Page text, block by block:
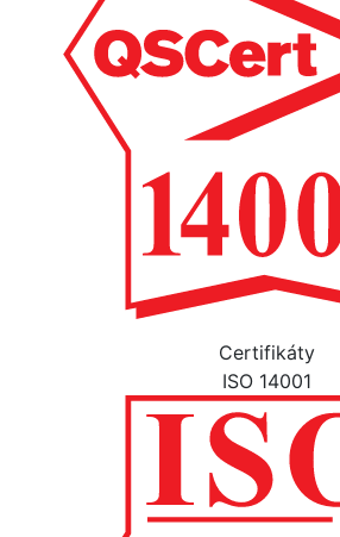
Certifikáty
ISO 14001